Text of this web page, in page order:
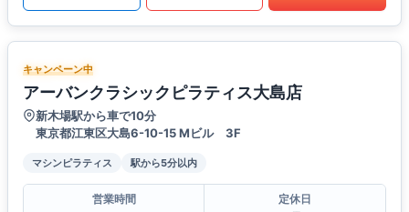
キャンペーン中
アーバンクラシックピラティス大島店
新木場駅から車で10分
東京都江東区大島6-10-15 Mビル 3F
マシンピラティス 駅から5分以内
営業時間
定休日